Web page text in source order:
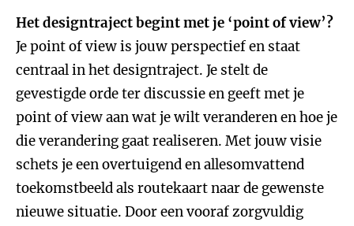
Het designtraject begint met je ‘point of view’?
Je point of view is jouw perspectief en staat
centraal in het designtraject. Je stelt de
gevestigde orde ter discussie en geeft met je
point of view aan wat je wilt veranderen en hoe je
die verandering gaat realiseren. Met jouw visie
schets je een overtuigend en allesomvattend
toekomstbeeld als routekaart naar de gewenste
nieuwe situatie. Door een vooraf zorgvuldig